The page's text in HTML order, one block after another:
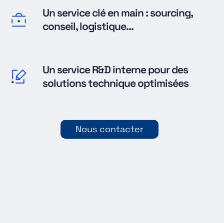
Un service clé en main : sourcing,
conseil, logistique...
Un service R&D interne pour des
solutions technique optimisées
Nous contacter